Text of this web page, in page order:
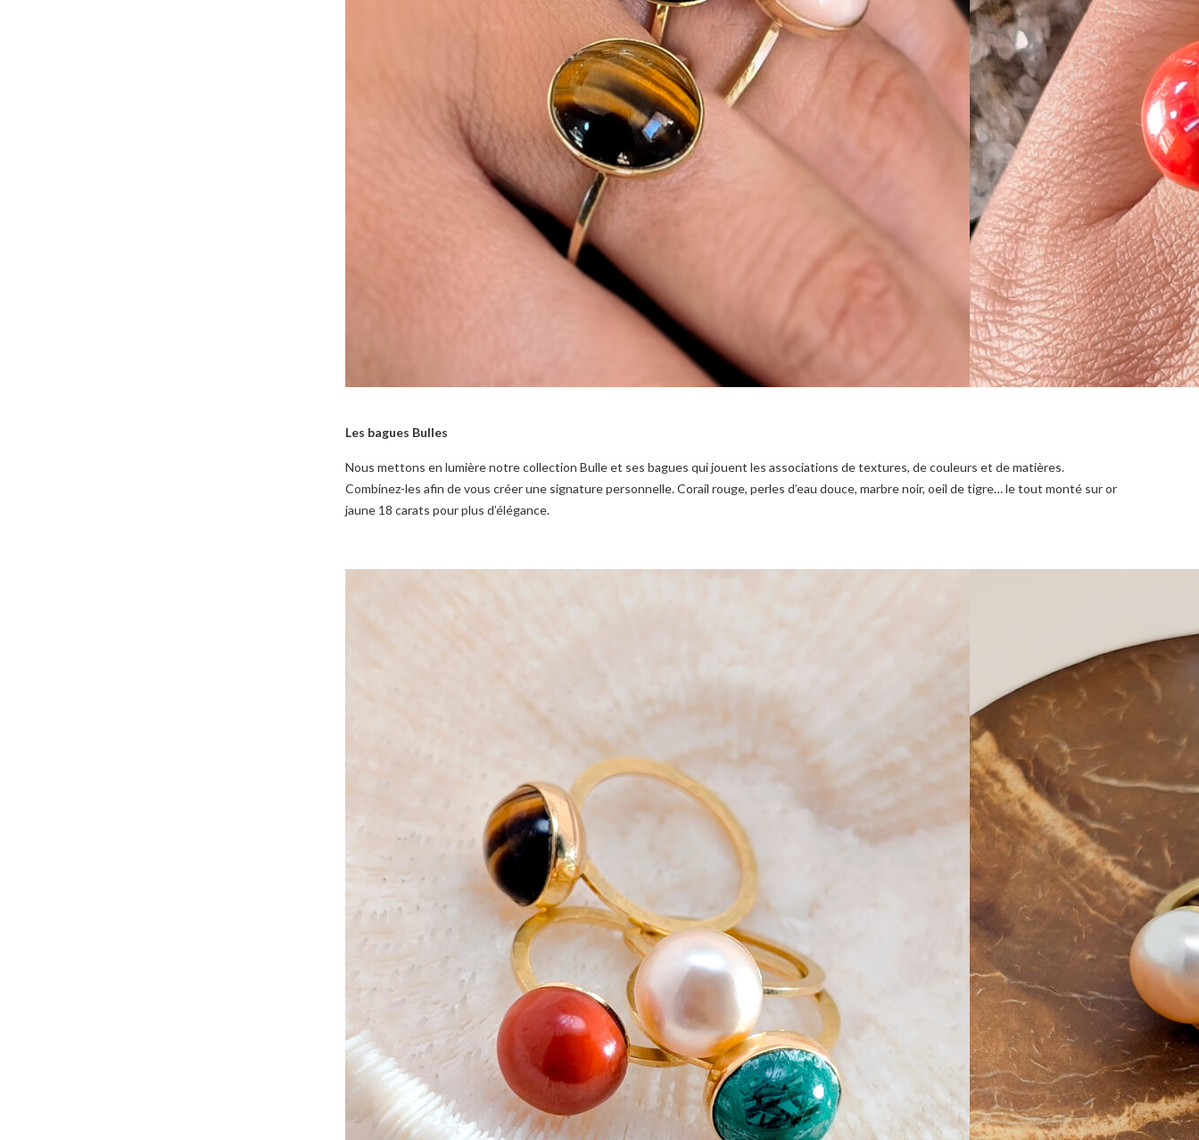
Les bagues Bulles
Nous mettons en lumière notre collection Bulle et ses bagues qui jouent les associations de textures, de couleurs et de matières.
Combinez-les afin de vous créer une signature personnelle. Corail rouge, perles d’eau douce, marbre noir, oeil de tigre… le tout monté sur or
jaune 18 carats pour plus d’élégance.